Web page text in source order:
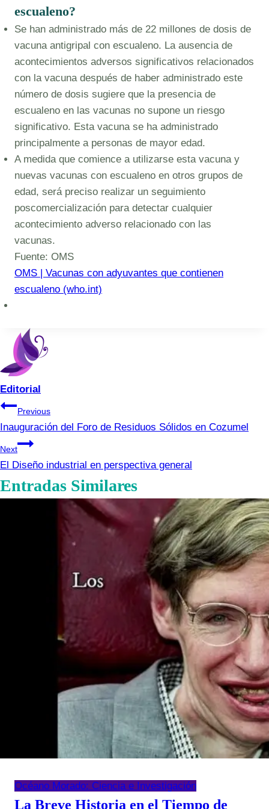
escualeno?
Se han administrado más de 22 millones de dosis de
vacuna antigripal con escualeno. La ausencia de
acontecimientos adversos significativos relacionados
con la vacuna después de haber administrado este
número de dosis sugiere que la presencia de
escualeno en las vacunas no supone un riesgo
significativo. Esta vacuna se ha administrado
principalmente a personas de mayor edad.
A medida que comience a utilizarse esta vacuna y
nuevas vacunas con escualeno en otros grupos de
edad, será preciso realizar un seguimiento
poscomercialización para detectar cualquier
acontecimiento adverso relacionado con las
vacunas.
Fuente: OMS
OMS | Vacunas con adyuvantes que contienen
escualeno (who.int)
Editorial
Navegación
de
entradas
Previous
Inauguración del Foro de Residuos Sólidos en Cozumel
Next
El Diseño industrial en perspectiva general
Entradas Similares
Océano Morado: Ciencia e Investigación
La Breve Historia en el Tiempo de